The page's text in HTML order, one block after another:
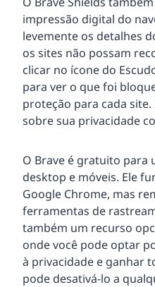
impressão digital do
levemente os detalhes
os sites não possam
clicar no ícone do
para ver o que foi
proteção para cada
sobre sua privacidade
O Brave é gratuito para
desktop e móveis. Ele
Google Chrome, mas
ferramentas de
também um recurso
onde você pode optar
à privacidade e ganhar
pode desativá-lo a